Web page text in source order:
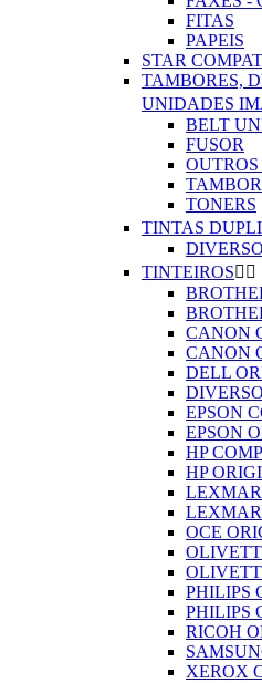
FITAS
PAPEIS
STAR
TAMBORES,
UNIDADES
BELT
FUSOR
OUTROS
TONERS
TINTAS
TINTEIROS 
CANON
CANON
DELL
EPSON
EPSON
HP
HP
OCE
PHILIPS
PHILIPS
RICOH
XEROX